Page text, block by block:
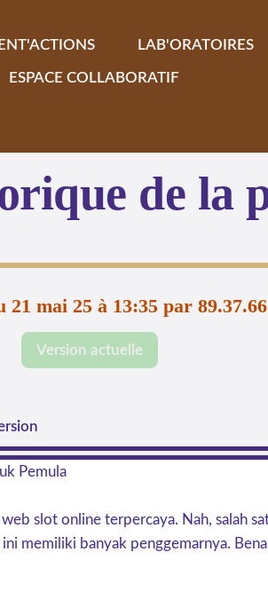
LAB'ORATOIRES
ESPACE COLLABORATIF
de la
21 mai 25 à 13:35 par
Version actuelle